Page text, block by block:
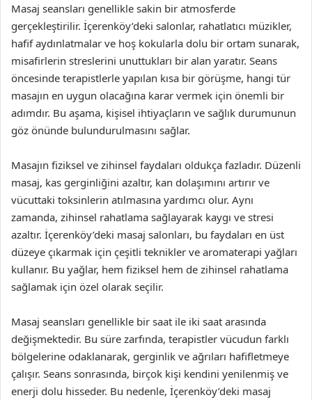
Masaj seansları genellikle sakin bir atmosferde
gerçekleştirilir. İçerenköy’deki salonlar, rahatlatıcı müzikler,
hafif aydınlatmalar ve hoş kokularla dolu bir ortam sunarak,
misafirlerin streslerini unuttukları bir alan yaratır. Seans
öncesinde terapistlerle yapılan kısa bir görüşme, hangi tür
masajın en uygun olacağına karar vermek için önemli bir
adımdır. Bu aşama, kişisel ihtiyaçların ve sağlık durumunun
göz önünde bulundurulmasını sağlar.
Masajın fiziksel ve zihinsel faydaları oldukça fazladır. Düzenli
masaj, kas gerginliğini azaltır, kan dolaşımını artırır ve
vücuttaki toksinlerin atılmasına yardımcı olur. Aynı
zamanda, zihinsel rahatlama sağlayarak kaygı ve stresi
azaltır. İçerenköy’deki masaj salonları, bu faydaları en üst
düzeye çıkarmak için çeşitli teknikler ve aromaterapi yağları
kullanır. Bu yağlar, hem fiziksel hem de zihinsel rahatlama
sağlamak için özel olarak seçilir.
Masaj seansları genellikle bir saat ile iki saat arasında
değişmektedir. Bu süre zarfında, terapistler vücudun farklı
bölgelerine odaklanarak, gerginlik ve ağrıları hafifletmeye
çalışır. Seans sonrasında, birçok kişi kendini yenilenmiş ve
enerji dolu hisseder. Bu nedenle, İçerenköy’deki masaj